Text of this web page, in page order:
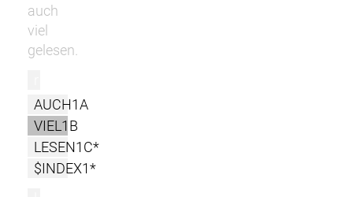
auch
viel
gelesen.
AUCH1A
VIEL1B
LESEN1C*
$INDEX1*